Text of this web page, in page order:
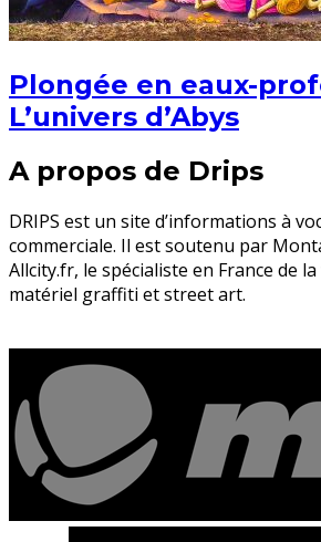
Plongée en eaux-
L’univers d’Abys
A propos de Drips
DRIPS est un site d’informations à
commerciale. Il est soutenu par
Allcity.fr, le spécialiste en France de
matériel graffiti et street art.